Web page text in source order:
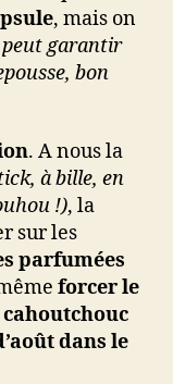
, mais on
garantir
bon
. A nous la
à bille, en
!), la
sur les
parfumées
forcer le
dans le